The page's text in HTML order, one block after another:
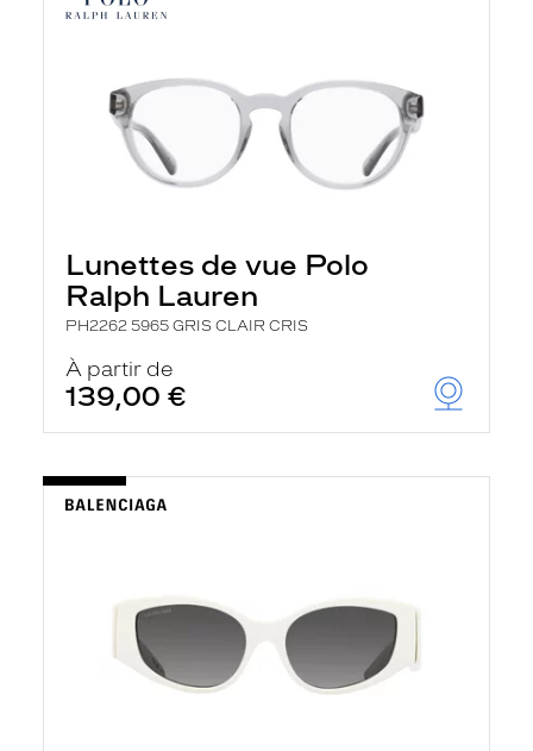
Lunettes de vue Polo
Ralph Lauren
PH2262 5965 GRIS CLAIR CRIS
À partir de
139,00 €